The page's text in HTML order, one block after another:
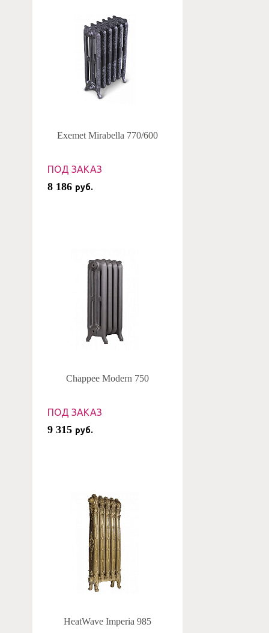
Exemet Mirabella 770/600
ПОД ЗАКАЗ
8 186 руб.
Chappee Modern 750
ПОД ЗАКАЗ
9 315 руб.
HeatWave Imperia 985